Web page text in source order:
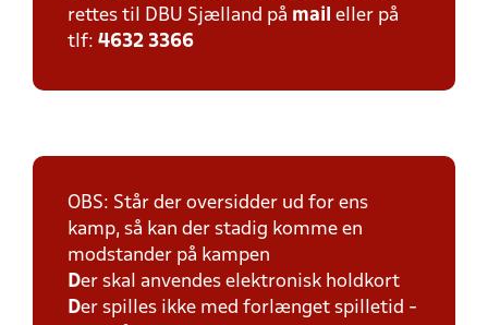
rettes til DBU Sjælland på mail eller på
tlf: 4632 3366
OBS: Står der oversidder ud for ens
kamp, så kan der stadig komme en
modstander på kampen
Der skal anvendes elektronisk holdkort
Der spilles ikke med forlænget spilletid -